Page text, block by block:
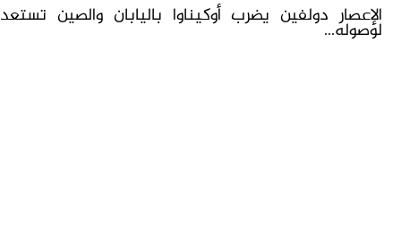
الإعصار دولفين يضرب أوكيناوا باليابان والصين تستعد
لوصوله...